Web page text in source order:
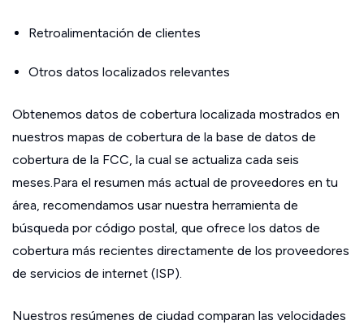
Retroalimentación de clientes
Otros datos localizados relevantes
Obtenemos datos de cobertura localizada mostrados en
nuestros mapas de cobertura de la base de datos de
cobertura de la FCC, la cual se actualiza cada seis
meses.Para el resumen más actual de proveedores en tu
área, recomendamos usar nuestra herramienta de
búsqueda por código postal, que ofrece los datos de
cobertura más recientes directamente de los proveedores
de servicios de internet (ISP).
Nuestros resúmenes de ciudad comparan las velocidades